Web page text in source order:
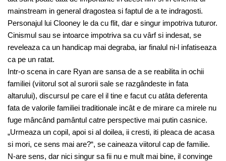
mainstream in general dragostea si faptul de a te indragosti.
Personajul lui Clooney le da cu flit, dar e singur impotriva tuturor.
Cinismul sau se intoarce impotriva sa cu vârf si indesat, se
reveleaza ca un handicap mai degraba, iar finalul ni-l infatiseaza
ca pe un ratat.
Intr-o scena in care Ryan are sansa de a se reabilita in ochii
familiei (viitorul sot al surorii sale se razgândeste in fata
altarului), discursul pe care el il tine e facut cu atâta deferenta
fata de valorile familiei traditionale incât e de mirare ca mirele nu
fuge mâncând pamântul catre perspective mai putin casnice.
„Urmeaza un copil, apoi si al doilea, ii cresti, iti pleaca de acasa
si mori, ce sens mai are?“, se caineaza viitorul cap de familie.
N-are sens, dar nici singur sa fii nu e mult mai bine, il convinge